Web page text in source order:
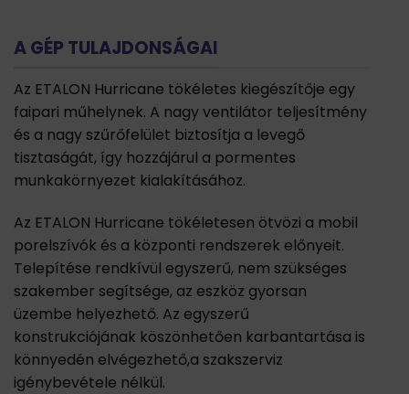
A GÉP TULAJDONSÁGAI
Az ETALON Hurricane tökéletes kiegészítője egy
faipari műhelynek. A nagy ventilátor teljesítmény
és a nagy szűrőfelület biztosítja a levegő
tisztaságát, így hozzájárul a pormentes
munkakörnyezet kialakításához.
Az ETALON Hurricane tökéletesen ötvözi a mobil
porelszívók és a központi rendszerek előnyeit.
Telepítése rendkívül egyszerű, nem szükséges
szakember segítsége, az eszköz gyorsan
üzembe helyezhető. Az egyszerű
konstrukciójának köszönhetően karbantartása is
könnyedén elvégezhető,a szakszerviz
igénybevétele nélkül.